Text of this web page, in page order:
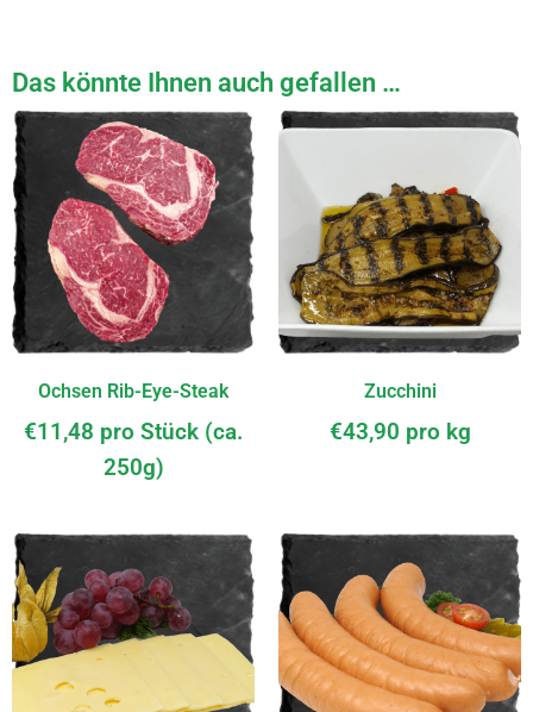
Das könnte Ihnen auch gefallen …
Ochsen Rib-Eye-Steak
€11,48 pro Stück (ca.
250g)
Zucchini
€43,90 pro kg